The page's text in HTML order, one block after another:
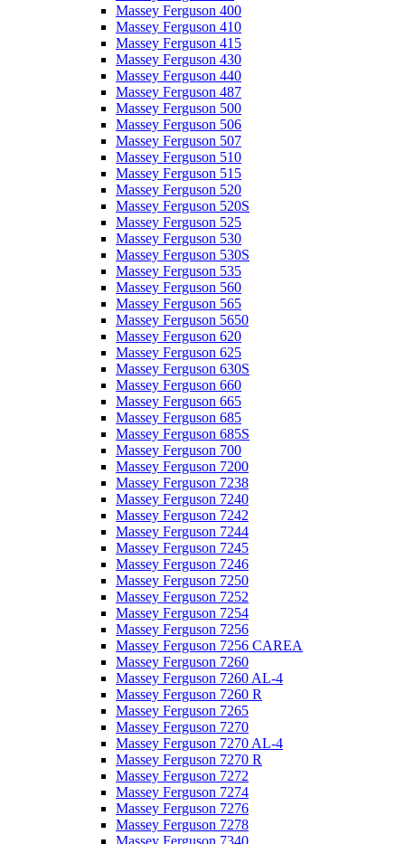
Massey Ferguson 400
Massey Ferguson 410
Massey Ferguson 415
Massey Ferguson 430
Massey Ferguson 440
Massey Ferguson 487
Massey Ferguson 500
Massey Ferguson 506
Massey Ferguson 507
Massey Ferguson 510
Massey Ferguson 515
Massey Ferguson 520
Massey Ferguson 520S
Massey Ferguson 525
Massey Ferguson 530
Massey Ferguson 530S
Massey Ferguson 535
Massey Ferguson 560
Massey Ferguson 565
Massey Ferguson 5650
Massey Ferguson 620
Massey Ferguson 625
Massey Ferguson 630S
Massey Ferguson 660
Massey Ferguson 665
Massey Ferguson 685
Massey Ferguson 685S
Massey Ferguson 700
Massey Ferguson 7200
Massey Ferguson 7238
Massey Ferguson 7240
Massey Ferguson 7242
Massey Ferguson 7244
Massey Ferguson 7245
Massey Ferguson 7246
Massey Ferguson 7250
Massey Ferguson 7252
Massey Ferguson 7254
Massey Ferguson 7256
Massey Ferguson 7256 CAREA
Massey Ferguson 7260
Massey Ferguson 7260 AL-4
Massey Ferguson 7260 R
Massey Ferguson 7265
Massey Ferguson 7270
Massey Ferguson 7270 AL-4
Massey Ferguson 7270 R
Massey Ferguson 7272
Massey Ferguson 7274
Massey Ferguson 7276
Massey Ferguson 7278
Massey Ferguson 7340